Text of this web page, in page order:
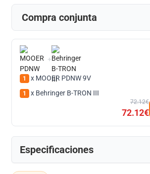
Compra conjunta
+
1 x MOOER PDNW 9V
1 x Behringer B-TRON III
72.12€
72.12€
Especificaciones